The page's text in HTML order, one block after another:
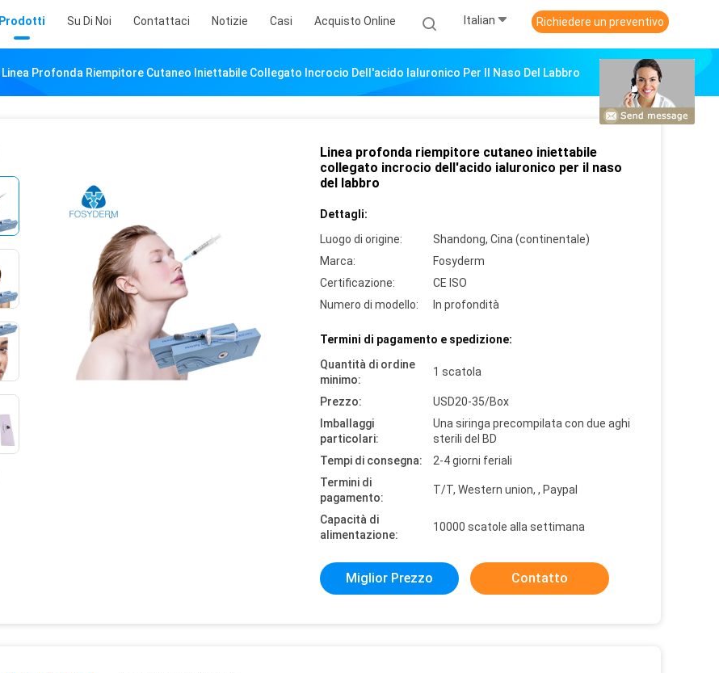
Prodotti Su Di Noi Contattaci Notizie Casi Acquisto Online Italian Richiedere un preventivo
Linea Profonda Riempitore Cutaneo Iniettabile Collegato Incrocio Dell'acido Ialuronico Per Il Naso Del Labbro
Linea profonda riempitore cutaneo iniettabile
collegato incrocio dell'acido ialuronico per il naso
del labbro
Dettagli:
Luogo di origine:
Shandong, Cina (continentale)
Marca:
Fosyderm
Certificazione:
CE ISO
Numero di modello:
In profondità
Termini di pagamento e spedizione:
Quantità di ordine
minimo:
1 scatola
Prezzo:
USD20-35/Box
Imballaggi
particolari:
Una siringa precompilata con due aghi
sterili del BD
Tempi di consegna:
2-4 giorni feriali
Termini di
pagamento:
T/T, Western union, , Paypal
Capacità di
alimentazione:
10000 scatole alla settimana
Miglior Prezzo Contatto